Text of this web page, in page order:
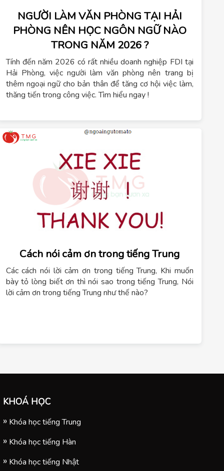
NGƯỜI LÀM VĂN PHÒNG TẠI HẢI
PHÒNG NÊN HỌC NGÔN NGỮ NÀO
TRONG NĂM 2026 ?
Tính đến năm 2026 có rất nhiều doanh nghiệp FDI tại
Hải Phòng, việc người làm văn phòng nên trang bị
thêm ngoại ngữ cho bản thân để tăng cơ hội việc làm,
thăng tiến trong công việc. Tìm hiểu ngay !
Cách nói cảm ơn trong tiếng Trung
Các cách nói lời cảm ơn trong tiếng Trung, Khi muốn
bày tỏ lòng biết ơn thì nói sao trong tiếng Trung, Nói
lời cảm ơn trong tiếng Trung như thế nào?
KHOÁ HỌC
Khóa học tiếng Trung
Khóa học tiếng Hàn
Khóa học tiếng Nhật